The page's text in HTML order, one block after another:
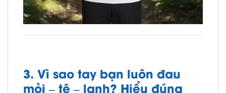
3. Vì sao tay bạn luôn đau
mỏi – tê – lạnh? Hiểu đúng